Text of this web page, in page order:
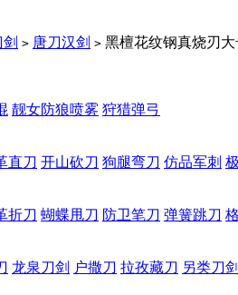
> 唐刀汉剑 > 黑檀花纹钢真烧刃大
靓女防狼喷雾 狩猎弹弓
直刀 开山砍刀 狗腿弯刀 仿品军刺
折刀 蝴蝶甩刀 防卫笔刀 弹簧跳刀
龙泉刀剑 户撒刀 拉孜藏刀 另类刀剑